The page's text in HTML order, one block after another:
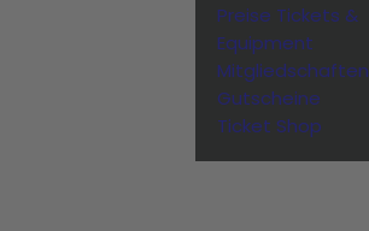
Preise Tickets &
Equipment
Mitgliedschaften
Gutscheine
Ticket Shop